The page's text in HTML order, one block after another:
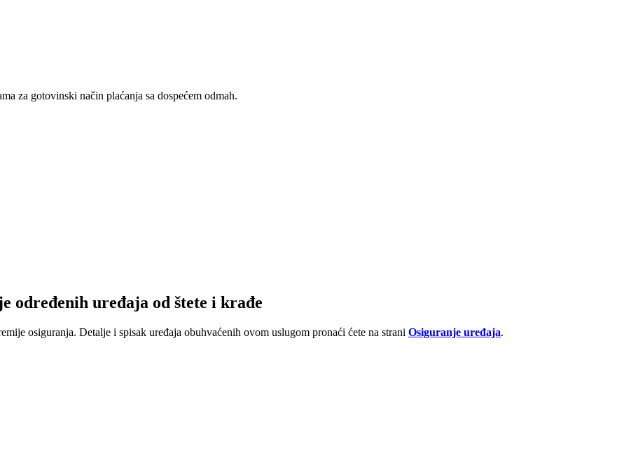
za gotovinski način plaćanja sa dospećem odmah.
određenih uređaja od štete i krađe
osiguranja. Detalje i spisak uređaja obuhvaćenih ovom uslugom pronaći ćete na strani Osiguranje uređaja.